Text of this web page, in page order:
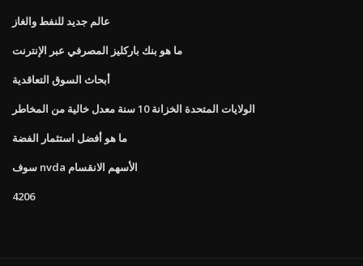
عالم جديد للنفط والغاز
ما هو بنك باركليز المصرفي عبر الإنترنت
أبحاث السوق التعاقدية
الولايات المتحدة الخزانة 10 سنة معدل خالية من المخاطر
ما هو أفضل استثمار الفضة
سوف nvda الأسهم الانقسام
4206